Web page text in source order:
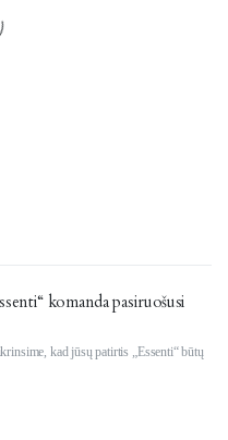
komanda pasiruošusi
kad jūsų patirtis „Essenti“ būtų